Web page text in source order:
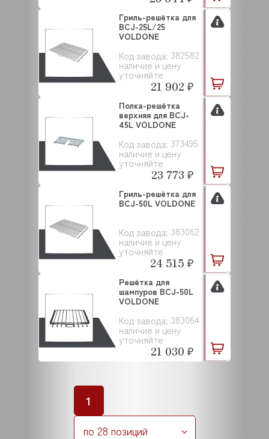
Код завода: 382582
наличие и цену
уточняйте
Гриль-решётка для
BCJ-25L/25
VOLDONE
21 902 ₽
Код завода: 373495
наличие и цену
уточняйте
Полка-решётка
верхняя для BCJ-
45L VOLDONE
23 773 ₽
Код завода: 383062
наличие и цену
уточняйте
Гриль-решётка для
BCJ-50L VOLDONE
24 515 ₽
Код завода: 383064
наличие и цену
уточняйте
Решётка для
шампуров BCJ-50L
VOLDONE
21 030 ₽
1
по 28 позиций